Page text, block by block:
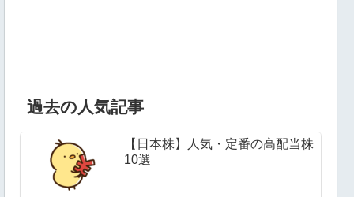
過去の人気記事
【日本株】人気・定番の高配当株
10選